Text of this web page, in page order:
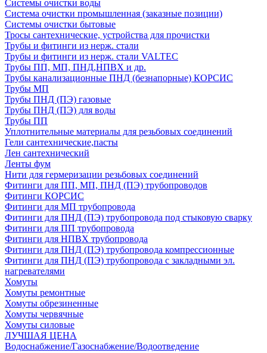
Системы очистки воды
Система очистки промышленная (заказные позиции)
Системы очистки бытовые
Тросы сантехнические, устройства для прочистки
Трубы и фитинги из нерж. стали
Трубы и фитинги из нерж. стали VALTEC
Трубы ПП, МП, ПНД,НПВХ и др.
Трубы канализационные ПНД (безнапорные) КОРСИС
Трубы МП
Трубы ПНД (ПЭ) газовые
Трубы ПНД (ПЭ) для воды
Трубы ПП
Уплотнительные материалы для резьбовых соединений
Гели сантехнические,пасты
Лен сантехнический
Ленты фум
Нити для гермеризации резьбовых соединений
Фитинги для ПП, МП, ПНД (ПЭ) трубопроводов
Фитинги КОРСИС
Фитинги для МП трубопровода
Фитинги для ПНД (ПЭ) трубопровода под стыковую сварку
Фитинги для ПП трубопровода
Фитинги для НПВХ трубопровода
Фитинги для ПНД (ПЭ) трубопровода компрессионные
Фитинги для ПНД (ПЭ) трубопровода с закладными эл.
нагревателями
Хомуты
Хомуты ремонтные
Хомуты обрезиненные
Хомуты червячные
Хомуты силовые
ЛУЧШАЯ ЦЕНА
Водоснабжение/Газоснабжение/Водоотведение